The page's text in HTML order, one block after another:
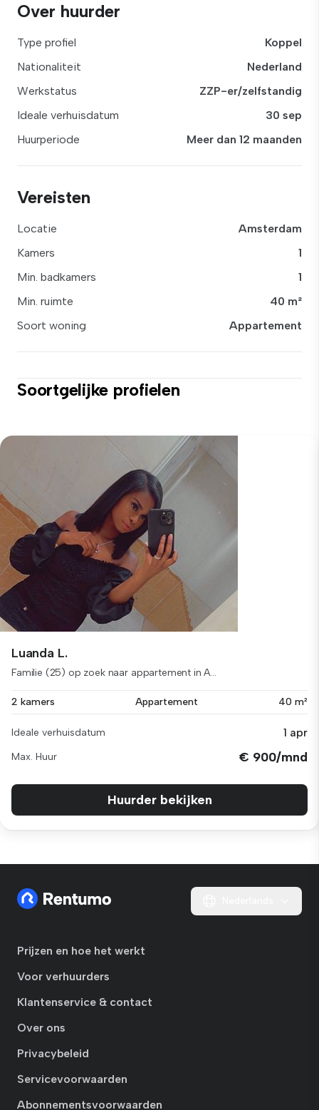
Over huurder
Type profiel
Koppel
Nationaliteit
Nederland
Werkstatus
ZZP-er/zelfstandig
Ideale verhuisdatum
30 sep
Huurperiode
Meer dan 12 maanden
Vereisten
Locatie
Amsterdam
Kamers
1
Min. badkamers
1
Min. ruimte
40 m²
Soort woning
Appartement
Soortgelijke profielen
Luanda L.
Familie (25) op zoek naar appartement in A...
2 kamers Appartement 40 m²
Ideale verhuisdatum 1 apr
Max. Huur € 900/mnd
Huurder bekijken
Prijzen en hoe het werkt
Voor verhuurders
Klantenservice & contact
Over ons
Privacybeleid
Servicevoorwaarden
Abonnementsvoorwaarden